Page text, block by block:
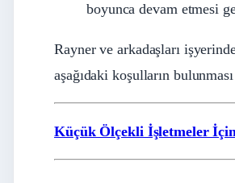
boyunca devam etmesi
Rayner ve arkadaşları
aşağıdaki koşulların
Küçük Ölçekli İşletmeler